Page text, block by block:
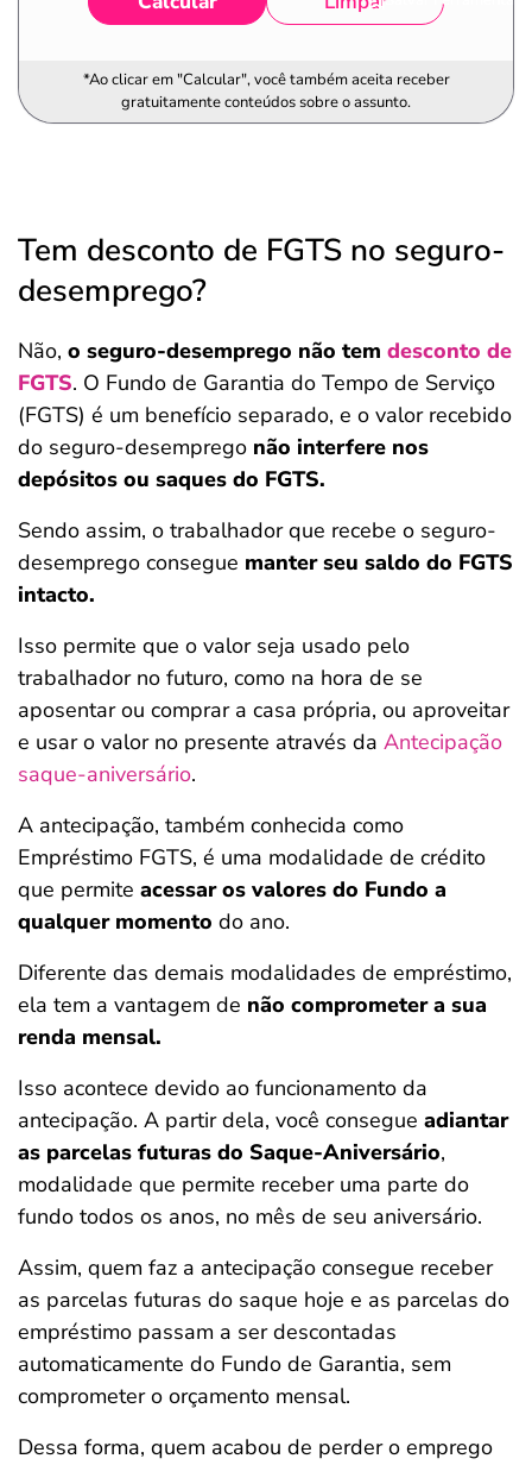
*Ao clicar em "Calcular", você também aceita receber
gratuitamente conteúdos sobre o assunto.
Tem desconto de FGTS no seguro-
desemprego?
Não, o seguro-desemprego não tem desconto de
FGTS. O Fundo de Garantia do Tempo de Serviço
(FGTS) é um benefício separado, e o valor recebido
do seguro-desemprego não interfere nos
depósitos ou saques do FGTS.
Sendo assim, o trabalhador que recebe o seguro-
desemprego consegue manter seu saldo do FGTS
intacto.
Isso permite que o valor seja usado pelo
trabalhador no futuro, como na hora de se
aposentar ou comprar a casa própria, ou aproveitar
e usar o valor no presente através da Antecipação
saque-aniversário.
A antecipação, também conhecida como
Empréstimo FGTS, é uma modalidade de crédito
que permite acessar os valores do Fundo a
qualquer momento do ano.
Diferente das demais modalidades de empréstimo,
ela tem a vantagem de não comprometer a sua
renda mensal.
Isso acontece devido ao funcionamento da
antecipação. A partir dela, você consegue adiantar
as parcelas futuras do Saque-Aniversário,
modalidade que permite receber uma parte do
fundo todos os anos, no mês de seu aniversário.
Assim, quem faz a antecipação consegue receber
as parcelas futuras do saque hoje e as parcelas do
empréstimo passam a ser descontadas
automaticamente do Fundo de Garantia, sem
comprometer o orçamento mensal.
Dessa forma, quem acabou de perder o emprego